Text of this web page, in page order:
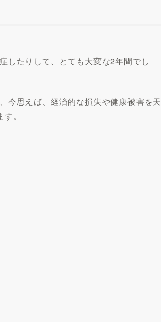
したりして、とても大変な2年間でし
今思えば、経済的な損失や健康被害を天
。